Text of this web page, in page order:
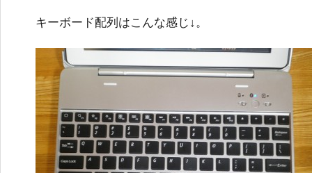
キーボード配列はこんな感じ↓。